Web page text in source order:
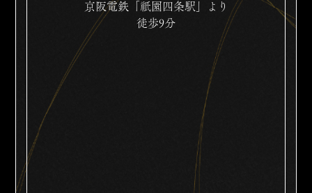
京阪電鉄「祇園四条駅」より
徒歩9分